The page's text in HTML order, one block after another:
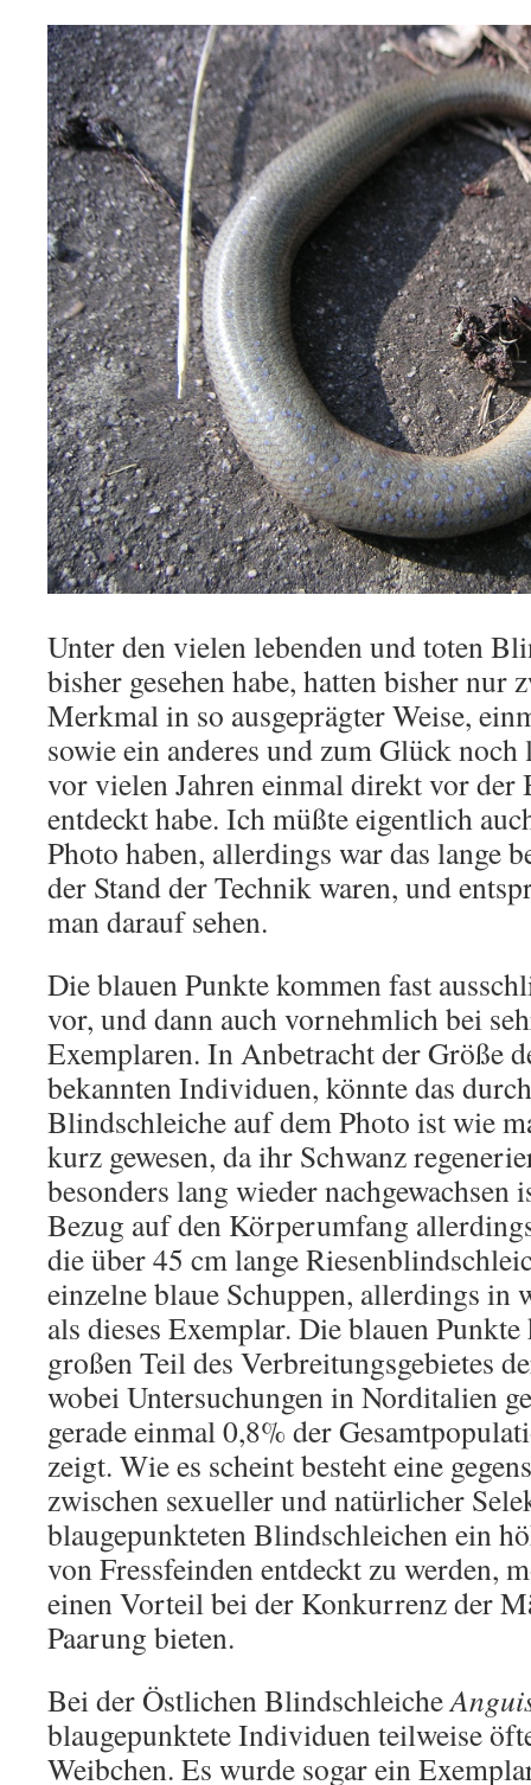
Unter den vielen lebenden und toten
bisher gesehen habe, hatten bisher nur
Merkmal in so ausgeprägter Weise,
sowie ein anderes und zum Glück noch
vor vielen Jahren einmal direkt vor der
entdeckt habe. Ich müßte eigentlich
Photo haben, allerdings war das lange
der Stand der Technik waren, und
man darauf sehen.
Die blauen Punkte kommen fast
vor, und dann auch vornehmlich bei
Exemplaren. In Anbetracht der Größe
bekannten Individuen, könnte das
Blindschleiche auf dem Photo ist wie
kurz gewesen, da ihr Schwanz
besonders lang wieder nachgewachsen
Bezug auf den Körperumfang
die über 45 cm lange
einzelne blaue Schuppen, allerdings in
als dieses Exemplar. Die blauen
großen Teil des Verbreitungsgebietes
wobei Untersuchungen in Norditalien
gerade einmal 0,8% der
zeigt. Wie es scheint besteht eine
zwischen sexueller und natürlicher
blaugepunkteten Blindschleichen ein
von Fressfeinden entdeckt zu werden,
einen Vorteil bei der Konkurrenz der
Paarung bieten.
Bei der Östlichen Blindschleiche
blaugepunktete Individuen teilweise
Weibchen. Es wurde sogar ein